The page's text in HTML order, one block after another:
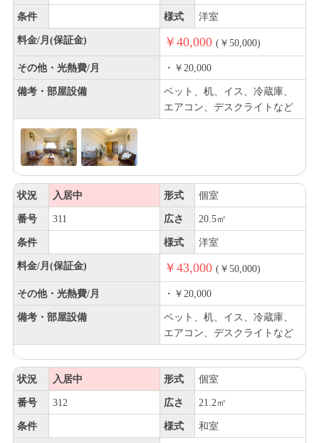
条件 様式 洋室
料金/月(保証金) ￥40,000 (￥50,000)
その他・光熱費/月 ・￥20,000
備考・部屋設備
ベット、机、イス、冷蔵庫、
エアコン、デスクライトなど
状況 入居中 形式 個室
番号 311 広さ 20.5㎡
条件 様式 洋室
料金/月(保証金) ￥43,000 (￥50,000)
その他・光熱費/月 ・￥20,000
備考・部屋設備
ベット、机、イス、冷蔵庫、
エアコン、デスクライトなど
状況 入居中 形式 個室
番号 312 広さ 21.2㎡
条件 様式 和室